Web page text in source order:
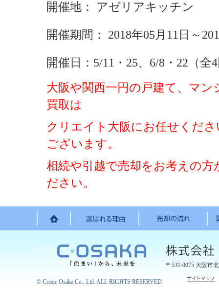
開催地： アゼリアキッチン
開催期間： 2018年05月11日～
開催日：5/11・25、6/8・22（全
大阪や関西一円の戸建て、マ
買取は
クリエイト大阪にお任せくだ
ございます。
相続や引越で売却をお考えの
ださい。
〒531-0075 大阪市
© Create Osaka Co., Ltd. ALL RIGHTS RESERVED.